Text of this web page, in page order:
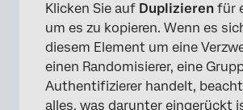
Klicken Sie auf Duplizieren für
um es zu kopieren. Wenn es
diesem Element um eine
einen Randomisierer, eine
Authentifizierer handelt,
alles, was darunter eingerückt